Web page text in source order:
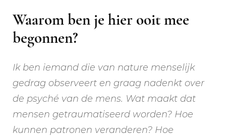
Waarom ben je hier ooit mee
begonnen?
Ik ben iemand die van nature menselijk
gedrag observeert en graag nadenkt over
de psyché van de mens. Wat maakt dat
mensen getraumatiseerd worden? Hoe
kunnen patronen veranderen? Hoe